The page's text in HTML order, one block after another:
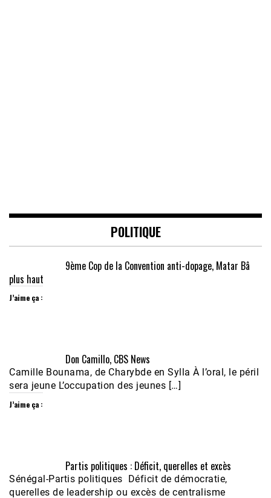
POLITIQUE
9ème Cop de la Convention anti-dopage, Matar Bâ
plus haut
J’aime ça :
Don Camillo, CBS News
Camille Bounama, de Charybde en Sylla À l’oral, le péril
sera jeune L’occupation des jeunes […]
J’aime ça :
Partis politiques : Déficit, querelles et excès
Sénégal-Partis politiques Déficit de démocratie,
querelles de leadership ou excès de centralisme